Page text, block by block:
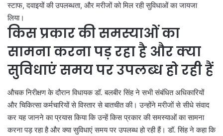
स्टाफ, दवाइयों की उपलब्धता, और मरीजों को मिल रही सुविधाओं का जायजा
लिया।
किस प्रकार की समस्याओं का
सामना करना पड़ रहा है और क्या
सुविधाएं समय पर उपलब्ध हो रही हैं
औचक निरीक्षण के दौरान विधायक डॉ. बलबीर सिंह ने सभी संबंधित अधिकारियों
और चिकित्सा कर्मचारियों से विस्तार से बातचीत की। उन्होंने मरीजों से सीधे संवाद
कर यह जानने का प्रयास किया कि उन्हें किस प्रकार की समस्याओं का सामना
करना पड़ रहा है और क्या सुविधाएं समय पर उपलब्ध हो रही हैं। डॉ. सिंह ने कहा कि